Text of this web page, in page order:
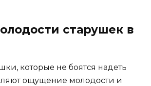
старушек в
которые не боятся надеть
ощущение молодости и